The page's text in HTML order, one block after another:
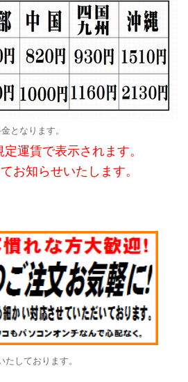
となります。
運賃で表示されます。
お知らせいたします。
しております。